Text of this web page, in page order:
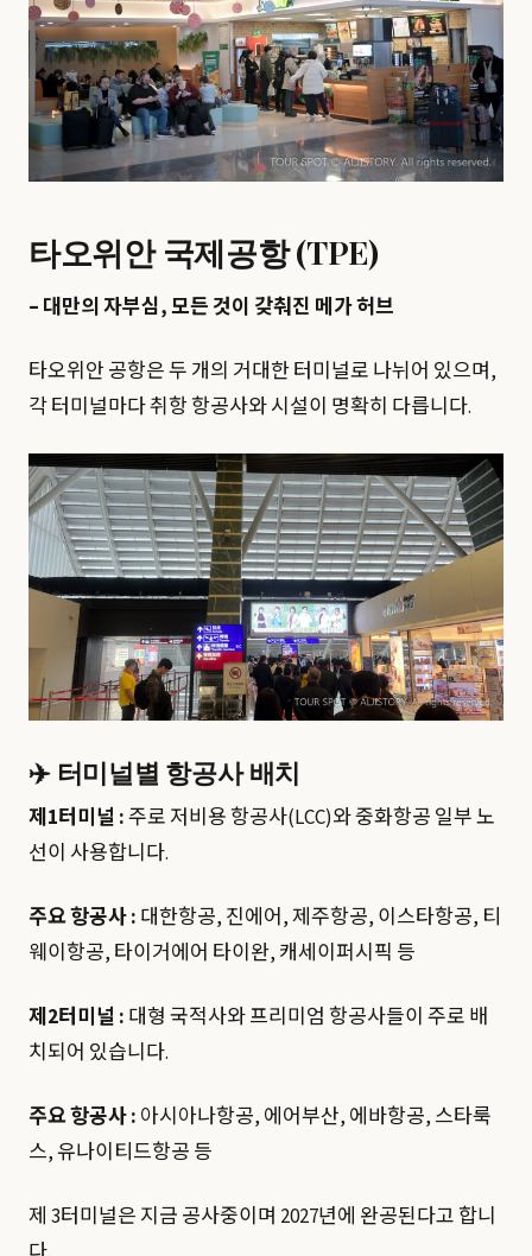
타오위안 국제공항 (TPE)
– 대만의 자부심, 모든 것이 갖춰진 메가 허브
타오위안 공항은 두 개의 거대한 터미널로 나뉘어 있으며,
각 터미널마다 취항 항공사와 시설이 명확히 다릅니다.
✈️ 터미널별 항공사 배치
제1터미널 :주로 저비용 항공사(LCC)와 중화항공 일부 노
선이 사용합니다.
주요 항공사 : 대한항공, 진에어, 제주항공, 이스타항공, 티
웨이항공, 타이거에어 타이완, 캐세이퍼시픽 등
제2터미널 : 대형 국적사와 프리미엄 항공사들이 주로 배
치되어 있습니다.
주요 항공사 : 아시아나항공, 에어부산, 에바항공, 스타룩
스, 유나이티드항공 등
제 3터미널은 지금 공사중이며 2027년에 완공된다고 합니